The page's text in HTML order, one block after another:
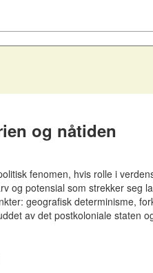
og nåtiden
fenomen, hvis rolle i
og potensial som strekker seg
geografisk determinisme,
av det postkoloniale staten